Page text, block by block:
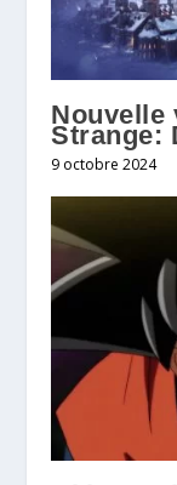
Nouvelle
Strange:
9 octobre 2024